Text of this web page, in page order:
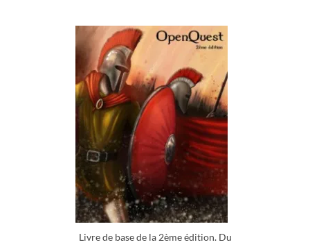
Livre de base de la 2ème édition. Du